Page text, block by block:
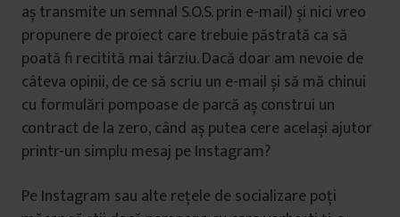
aș transmite un semnal S.O.S. prin e-mail) și nici vreo
propunere de proiect care trebuie păstrată ca să
poată fi recitită mai târziu. Dacă doar am nevoie de
câteva opinii, de ce să scriu un e-mail și să mă chinui
cu formulări pompoase de parcă aș construi un
contract de la zero, când aș putea cere același ajutor
printr-un simplu mesaj pe Instagram?
Pe Instagram sau alte rețele de socializare poți